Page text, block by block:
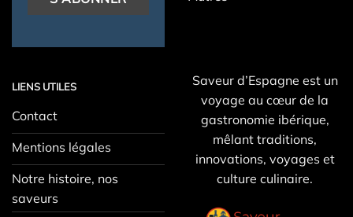
LIENS UTILES
Contact
Mentions légales
Notre histoire, nos
saveurs
Saveur d’Espagne est un
voyage au cœur de la
gastronomie ibérique,
mêlant traditions,
innovations, voyages et
culture culinaire.